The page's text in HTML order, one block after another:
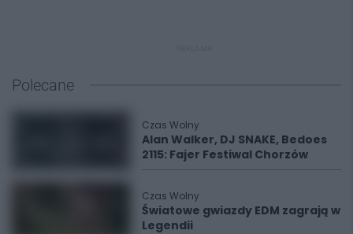
Polecane
Czas Wolny
Alan Walker, DJ SNAKE, Bedoes
2115: Fajer Festiwal Chorzów
Czas Wolny
Światowe gwiazdy EDM zagrają w
Legendii